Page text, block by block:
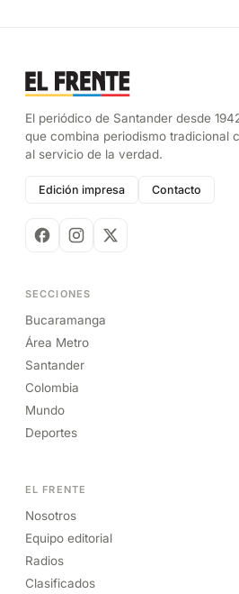
El periódico de Santander desde
que combina periodismo tradicional
al servicio de la verdad.
Edición impresa Contacto
SECCIONES
Bucaramanga
Área Metro
Santander
Colombia
Mundo
Deportes
EL FRENTE
Nosotros
Equipo editorial
Radios
Clasificados